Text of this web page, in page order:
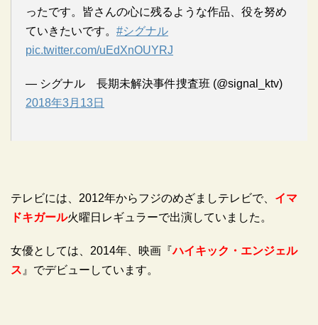
ったです。皆さんの心に残るような作品、役を努め
ていきたいです。 #シグナル
pic.twitter.com/uEdXnOUYRJ
— シグナル 長期未解決事件捜査班 (@signal_ktv)
2018年3月13日
テレビには、2012年からフジのめざましテレビで、 イマ
ドキガール火曜日レギュラーで出演していました。
女優としては、2014年、映画『ハイキック・エンジェル
ス 』でデビューしています。